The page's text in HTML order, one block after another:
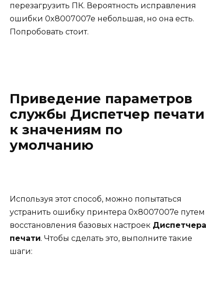
перезагрузить ПК. Вероятность исправления
ошибки 0x8007007e небольшая, но она есть.
Попробовать стоит.
Приведение параметров
службы Диспетчер печати
к значениям по
умолчанию
Используя этот способ, можно попытаться
устранить ошибку принтера 0x8007007e путем
восстановления базовых настроек Диспетчера
печати. Чтобы сделать это, выполните такие
шаги: